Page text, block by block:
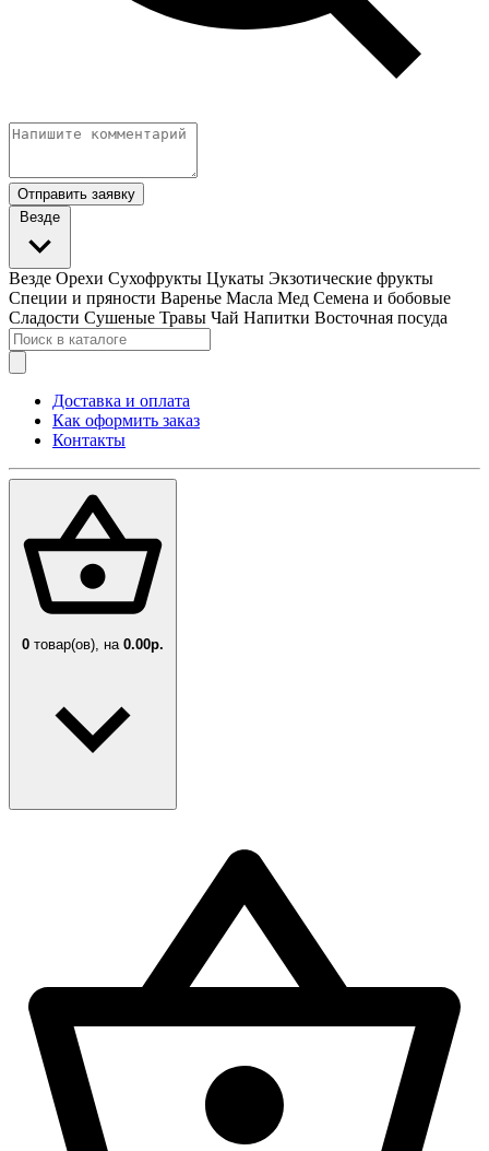
Отправить заявку
Везде
Везде Орехи Сухофрукты Цукаты Экзотические фрукты
Специи и пряности Варенье Масла Мед Семена и бобовые
Сладости Сушеные Травы Чай Напитки Восточная посуда
Доставка и оплата
Как оформить заказ
Контакты
0 товар(ов), на 0.00р.